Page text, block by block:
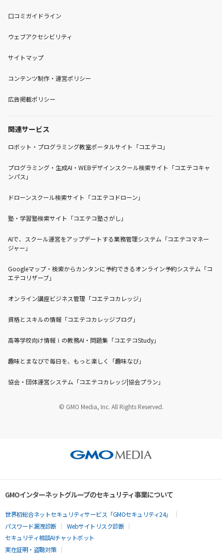
口コミガイドライン
ウェブアクセシビリティ
サイトマップ
コンテンツ制作・運営ポリシー
広告掲載ポリシー
関連サービス
ロボット・プログラミング教室ポータルサイト「コエテコ」
プログラミング・生成AI・WEBデザインスクール検索サイト「コエテコキャ
ンパス」
ドローンスクール検索サイト「コエテコドローン」
塾・学習塾検索サイト「コエテコ塾さがし」
AIで、スクール運営をアップデートする業務管理システム「コエテコマネー
ジャー」
Googleマップ・検索からカンタンに予約できるオンライン予約システム「コ
エテコリザーブ」
オンライン講座ビジネス管理「コエテコカレッジ」
資格とスキルの情報「コエテコカレッジブログ」
高等学校向け情報Ⅰの教務AI・問題集「コエテコStudy」
趣味とまなびで毎日を、もっと楽しく「趣味なび」
協会・団体運営システム「コエテコカレッジ|協会プラン」
© GMO Media, Inc. All Rights Reserved.
GMOインターネットグループのセキュリティ事業について
世界初総合ネットセキュリティサービス「GMOセキュリティ24」
パスワード漏洩診断
Webサイトリスク診断
セキュリティ相談AIチャットボット
実在証明・盗聴対策